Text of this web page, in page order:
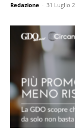
Redazione - 31 Luglio